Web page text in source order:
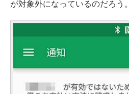
が対象外になっているのだろう。